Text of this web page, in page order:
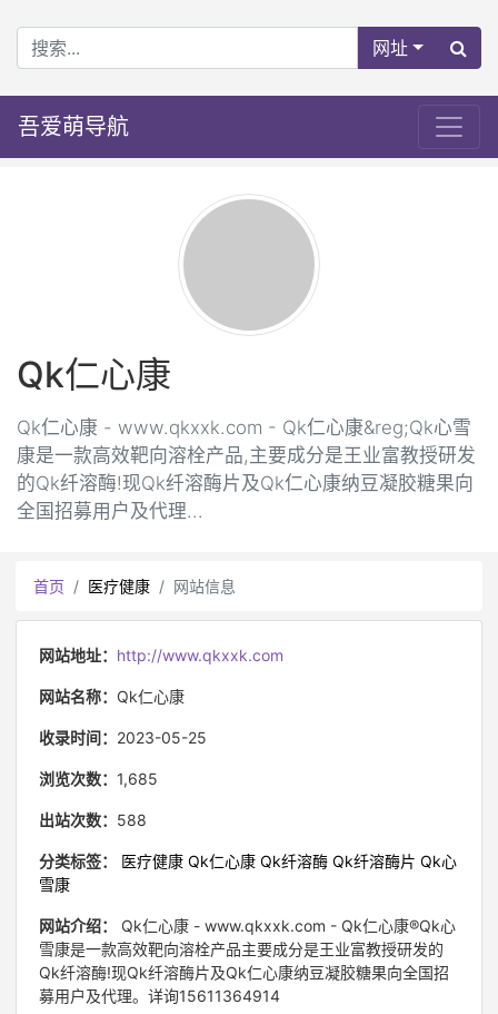
网址
吾爱萌导航
Qk仁心康
Qk仁心康 - www.qkxxk.com - Qk仁心康&reg;Qk心雪
康是一款高效靶向溶栓产品,主要成分是王业富教授研发
的Qk纤溶酶!现Qk纤溶酶片及Qk仁心康纳豆凝胶糖果向
全国招募用户及代理...
首页 医疗健康 网站信息
网站地址： http://www.qkxxk.com
网站名称： Qk仁心康
收录时间： 2023-05-25
浏览次数： 1,685
出站次数： 588
分类标签： 医疗健康 Qk仁心康 Qk纤溶酶 Qk纤溶酶片 Qk心
雪康
网站介绍：
Qk仁心康 - www.qkxxk.com - Qk仁心康®Qk心
雪康是一款高效靶向溶栓产品主要成分是王业富教授研发的
Qk纤溶酶!现Qk纤溶酶片及Qk仁心康纳豆凝胶糖果向全国招
募用户及代理。详询15611364914